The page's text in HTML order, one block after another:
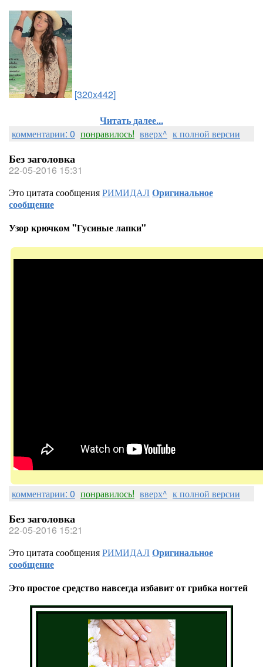
[320x442]
Читать далее...
комментарии: 0 понравилось! вверх^ к полной версии
Без заголовка
22-05-2016 15:31
Это цитата сообщенияРИМИДАЛОригинальное
сообщение
Узор крючком "Гусиные лапки"
комментарии: 0 понравилось! вверх^ к полной версии
Без заголовка
22-05-2016 15:21
Это цитата сообщенияРИМИДАЛОригинальное
сообщение
Это простое средство навсегда избавит от грибка ногтей